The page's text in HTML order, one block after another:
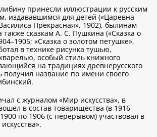
принесли иллюстрации к русским
издававшимся для детей («Царевна
Прекрасная», 1902), былинам
также сказкам А. С. Пушкина («Сказка о
«Сказка о золотом петушке»,
в технике рисунка тушью,
особый стиль книжного
на традициях древнерусского
получил название по имени своего
с журналом «Мир искусства», в
в состав товарищества (в 1916
по 1906 (с перерывом) участвовал в